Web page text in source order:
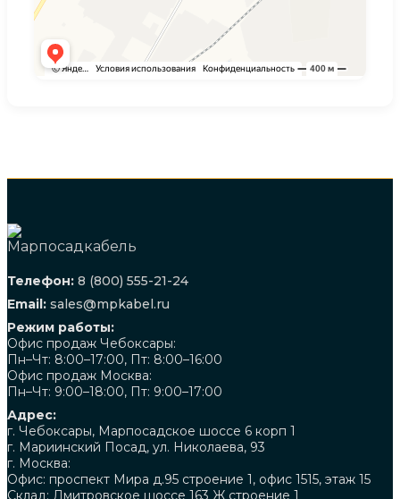
Телефон: 8 (800) 555-21-24
Email: sales@mpkabel.ru
Режим работы:
Офис продаж Чебоксары:
Пн–Чт: 8:00–17:00, Пт: 8:00–16:00
Офис продаж Москва:
Пн–Чт: 9:00–18:00, Пт: 9:00–17:00
Адрес:
г. Чебоксары, Марпосадское шоссе 6 корп 1
г. Мариинский Посад, ул. Николаева, 93
г. Москва:
Офис: проспект Мира д.95 строение 1, офис 1515, этаж 15
Склад: Дмитровское шоссе 163 Ж строение 1